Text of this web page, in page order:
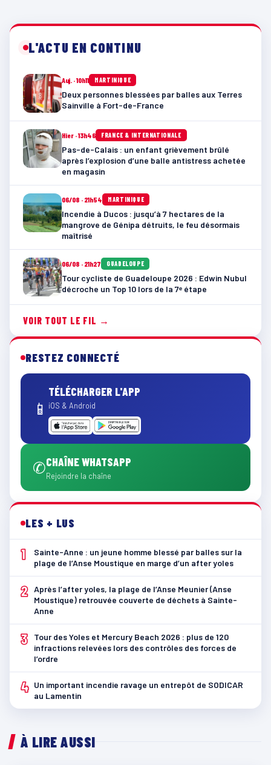
L'ACTU EN CONTINU
Auj. · 10h11 MARTINIQUE
Deux personnes blessées par balles aux Terres
Sainville à Fort-de-France
Hier · 13h46 FRANCE & INTERNATIONALE
Pas-de-Calais : un enfant grièvement brûlé
après l’explosion d’une balle antistress achetée
en magasin
06/08 · 21h54 MARTINIQUE
Incendie à Ducos : jusqu’à 7 hectares de la
mangrove de Génipa détruits, le feu désormais
maîtrisé
06/08 · 21h27 GUADELOUPE
Tour cycliste de Guadeloupe 2026 : Edwin Nubul
décroche un Top 10 lors de la 7ᵉ étape
VOIR TOUT LE FIL →
RESTEZ CONNECTÉ
📱
TÉLÉCHARGER L'APP
iOS & Android
✆CHAÎNE WHATSAPP
Rejoindre la chaîne
LES + LUS
1
Sainte-Anne : un jeune homme blessé par balles sur la
plage de l’Anse Moustique en marge d’un after yoles
2 Après l’after yoles, la plage de l’Anse Meunier (Anse
Moustique) retrouvée couverte de déchets à Sainte-
Anne
3
Tour des Yoles et Mercury Beach 2026 : plus de 120
infractions relevées lors des contrôles des forces de
l’ordre
4 Un important incendie ravage un entrepôt de SODICAR
au Lamentin
À LIRE AUSSI